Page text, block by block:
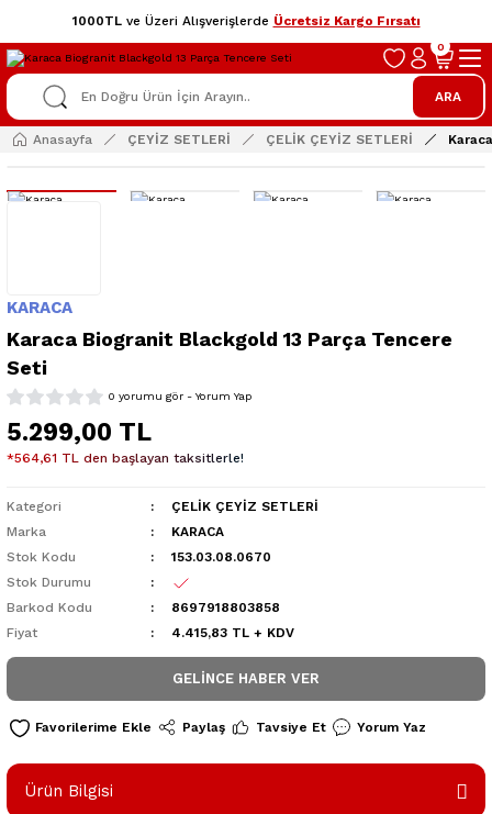
1000TLve Üzeri Alışverişlerde Ücretsiz Kargo Fırsatı
ARA
0
Anasayfa ÇEYİZ SETLERİ ÇELİK ÇEYİZ SETLERİ
KARACA
Karaca Biogranit Blackgold 13 Parça Tencere
Seti
0 yorumu gör - Yorum Yap
5.299,00 TL
*564,61 TL den başlayan taksitlerle!
Kategori
ÇELİK ÇEYİZ SETLERİ
Marka
KARACA
Stok Kodu
153.03.08.0670
Stok Durumu
Barkod Kodu
8697918803858
Fiyat
4.415,83 TL + KDV
GELINCE HABER VER
Paylaş Tavsiye Et Yorum Yaz
Ürün Bilgisi